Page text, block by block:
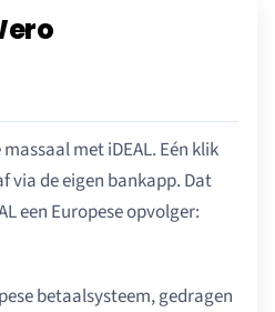
met iDEAL. Eén klik
via de eigen bankapp. Dat
een Europese opvolger:
betaalsysteem, gedragen